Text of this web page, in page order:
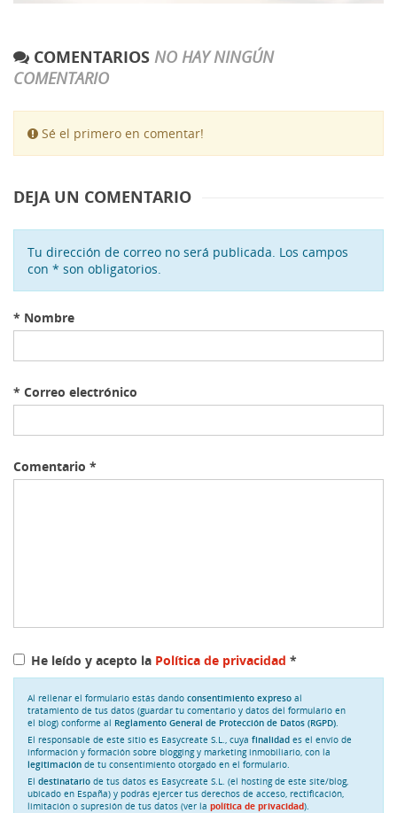
COMENTARIOS NO HAY NINGÚN
COMENTARIO
Sé el primero en comentar!
DEJA UN COMENTARIO
Tu dirección de correo no será publicada. Los campos
con * son obligatorios.
* Nombre
* Correo electrónico
Comentario *
He leído y acepto la Política de privacidad *
Al rellenar el formulario estás dando consentimiento expreso al
tratamiento de tus datos (guardar tu comentario y datos del formulario en
el blog) conforme al Reglamento General de Protección de Datos (RGPD).
El responsable de este sitio es Easycreate S.L., cuya finalidad es el envío de
información y formación sobre blogging y marketing inmobiliario, con la
legitimación de tu consentimiento otorgado en el formulario.
El destinatario de tus datos es Easycreate S.L. (el hosting de este site/blog,
ubicado en España) y podrás ejercer tus derechos de acceso, rectificación,
limitación o supresión de tus datos (ver la política de privacidad).